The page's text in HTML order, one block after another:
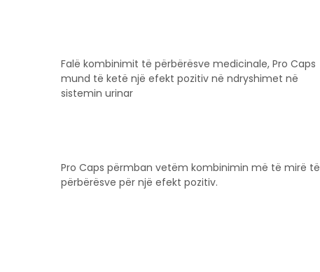
Falë kombinimit të përbërësve medicinale, Pro Caps
mund të ketë një efekt pozitiv në ndryshimet në
sistemin urinar
Pro Caps përmban vetëm kombinimin më të mirë të
përbërësve për një efekt pozitiv.